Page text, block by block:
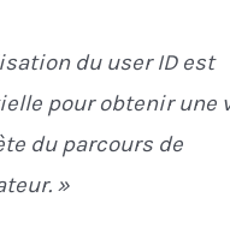
du user ID est
pour obtenir une
du parcours de
»